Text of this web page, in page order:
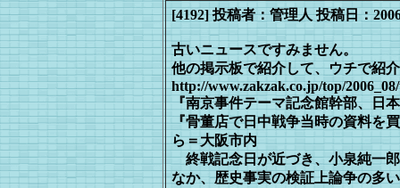
[4192] 投稿者：管理人 投稿日：
古いニュースですみません。
他の掲示板で紹介して、ウチで紹
http://www.zakzak.co.jp/top/
『南京事件テーマ記念館幹部、日
『骨董店で日中戦争当時の資料を
ら＝大阪市内
終戦記念日が近づき、小泉純一郎
なか、歴史事実の検証上論争の多